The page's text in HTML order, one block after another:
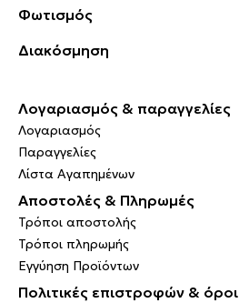
Φωτισμός
Διακόσμηση
Λογαριασμός & παραγγελίες
Λογαριασμός
Παραγγελίες
Λίστα Αγαπημένων
Αποστολές & Πληρωμές
Τρόποι αποστολής
Τρόποι πληρωμής
Εγγύηση Προϊόντων
Πολιτικές επιστροφών & όροι